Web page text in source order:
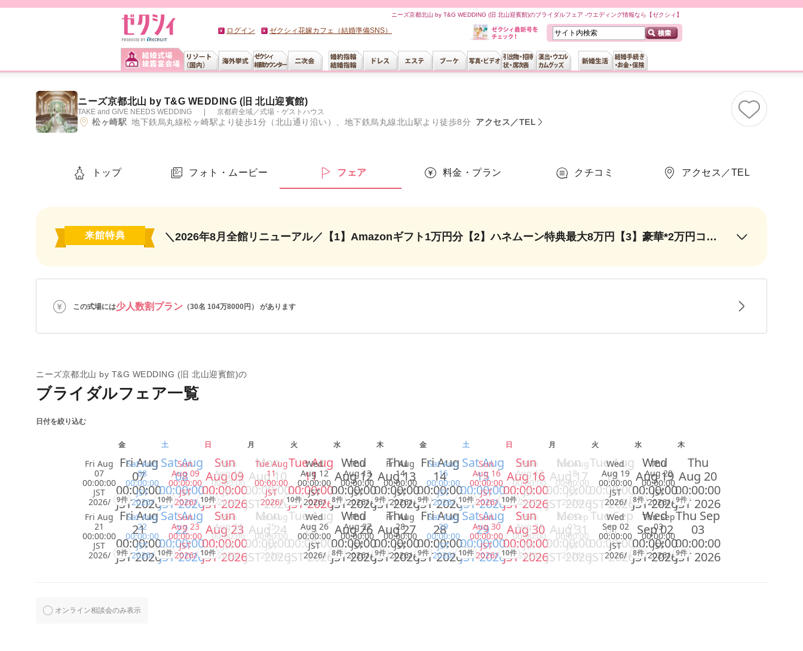
ニーズ京都北山 by T&G WEDDING (旧 北山迎賓館)のブライダルフェア -ウエディング情報なら【ゼクシィ】
ログイン ゼクシィ花嫁カフェ（結婚準備SNS）
ニーズ京都北山 by T&G WEDDING (旧 北山迎賓館)
TAKE and GIVE NEEDS WEDDING 京都府全域 ／式場・ゲストハウス
松ヶ崎駅 地下鉄烏丸線松ヶ崎駅より徒歩1分（北山通り沿い）、地下鉄烏丸線北山駅より徒歩8分 アクセス／TEL
トップ フォト・ムービー フェア 料金・プラン クチコミ アクセス／TEL
来館特典 ＼2026年8月全館リニューアル／【1】Amazonギフト1万円分【2】ハネムーン特典最大8万円【3】豪華*2万円コース試食&ミニブーケをご用意【4】来館時タクシー代は会場負担
この式場には少人数割プラン （30名 104万8000円） があります
ニーズ京都北山 by T&G WEDDING (旧 北山迎賓館)の
ブライダルフェア一覧
日付を絞り込む
金 土 日 月 火 水 木 金 土 日 月 火 水 木
Fri Aug
07
00:00:00
JST
2026/
Fri Aug
07
00:00:00
JST 2026
9件
Sat Aug
08
00:00:00
JST
2026/
Sat Aug
08
00:00:00
JST 2026
10件
Sun
Aug 09
00:00:00
JST
2026/
Sun
Aug 09
00:00:00
JST 2026
10件
Mon
Aug 10
00:00:00
JST
2026/
Mon
Aug 10
00:00:00
JST 2026
Tue Aug
11
00:00:00
JST
2026/
Tue Aug
11
00:00:00
JST 2026
10件
Wed
Aug 12
00:00:00
JST
2026/
Wed
Aug 12
00:00:00
JST 2026
8件
Thu
Aug 13
00:00:00
JST
2026/
Thu
Aug 13
00:00:00
JST 2026
9件
Fri Aug
14
00:00:00
JST
2026/
Fri Aug
14
00:00:00
JST 2026
9件
Sat Aug
15
00:00:00
JST
2026/
Sat Aug
15
00:00:00
JST 2026
10件
Sun
Aug 16
00:00:00
JST
2026/
Sun
Aug 16
00:00:00
JST 2026
10件
Mon
Aug 17
00:00:00
JST
2026/
Mon
Aug 17
00:00:00
JST 2026
Tue Aug
18
00:00:00
JST
2026/
Tue Aug
18
00:00:00
JST 2026
Wed
Aug 19
00:00:00
JST
2026/
Wed
Aug 19
00:00:00
JST 2026
8件
Thu
Aug 20
00:00:00
JST
2026/
Thu
Aug 20
00:00:00
JST 2026
9件
Fri Aug
21
00:00:00
JST
2026/
Fri Aug
21
00:00:00
JST 2026
9件
Sat Aug
22
00:00:00
JST
2026/
Sat Aug
22
00:00:00
JST 2026
10件
Sun
Aug 23
00:00:00
JST
2026/
Sun
Aug 23
00:00:00
JST 2026
10件
Mon
Aug 24
00:00:00
JST
2026/
Mon
Aug 24
00:00:00
JST 2026
Tue Aug
25
00:00:00
JST
2026/
Tue Aug
25
00:00:00
JST 2026
Wed
Aug 26
00:00:00
JST
2026/
Wed
Aug 26
00:00:00
JST 2026
8件
Thu
Aug 27
00:00:00
JST
2026/
Thu
Aug 27
00:00:00
JST 2026
9件
Fri Aug
28
00:00:00
JST
2026/
Fri Aug
28
00:00:00
JST 2026
9件
Sat Aug
29
00:00:00
JST
2026/
Sat Aug
29
00:00:00
JST 2026
10件
Sun
Aug 30
00:00:00
JST
2026/
Sun
Aug 30
00:00:00
JST 2026
10件
Mon
Aug 31
00:00:00
JST
2026/
Mon
Aug 31
00:00:00
JST 2026
Tue Sep
01
00:00:00
JST
2026/
Tue Sep
01
00:00:00
JST 2026
Wed
Sep 02
00:00:00
JST
2026/
Wed
Sep 02
00:00:00
JST 2026
8件
Thu Sep
03
00:00:00
JST
2026/
Thu Sep
03
00:00:00
JST 2026
9件
オンライン相談会のみ表示